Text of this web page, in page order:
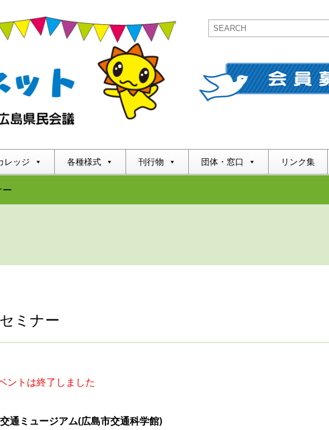
レッジ 各種様式 刊行物 団体・窓口 リンク集
ミナー
ントは終了しました
通ミュージアム(広島市交通科学館)